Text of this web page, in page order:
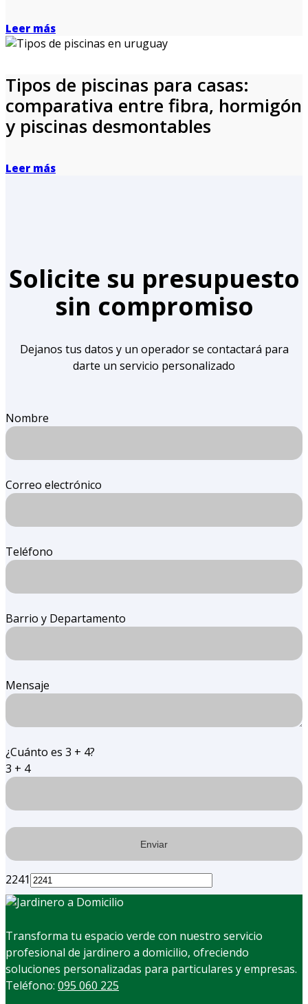
Leer más
Tipos de piscinas para casas:
comparativa entre fibra, hormigón
y piscinas desmontables
Leer más
Solicite su presupuesto
sin compromiso
Dejanos tus datos y un operador se contactará para
darte un servicio personalizado
Nombre
Correo electrónico
Teléfono
Barrio y Departamento
Mensaje
¿Cuánto es 3 + 4?
3 + 4
2241
Transforma tu espacio verde con nuestro servicio
profesional de jardinero a domicilio, ofreciendo
soluciones personalizadas para particulares y empresas.
Teléfono: 095 060 225